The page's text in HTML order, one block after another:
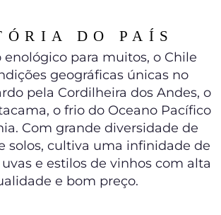
DO PAÍS
enológico para muitos, o Chile
geográficas únicas no
pela Cordilheira dos Andes, o
o frio do Oceano Pacífico
Com grande diversidade de
solos, cultiva uma infinidade de
e estilos de vinhos com alta
e bom preço.